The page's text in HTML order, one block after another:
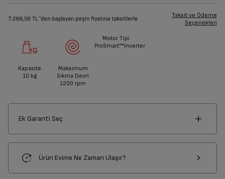
Taksit ve Ödeme
Seçenekleri
Kapasite
10 kg
Maksimum
Sıkma Devri
1200 rpm
Motor Tipi
ProSmart™Inverter
Ek Garanti Seç
Ürün Evime Ne Zaman Ulaşır?